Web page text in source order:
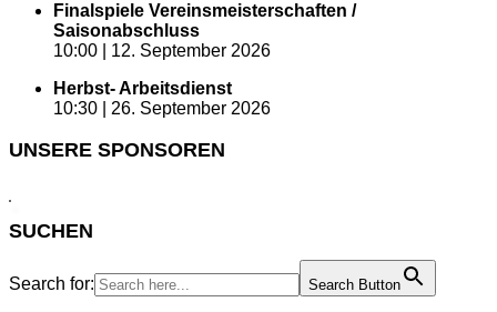
Finalspiele Vereinsmeisterschaften /
Saisonabschluss
10:00 | 12. September 2026
Herbst- Arbeitsdienst
10:30 | 26. September 2026
UNSERE SPONSOREN
SUCHEN
Search for: Search Button